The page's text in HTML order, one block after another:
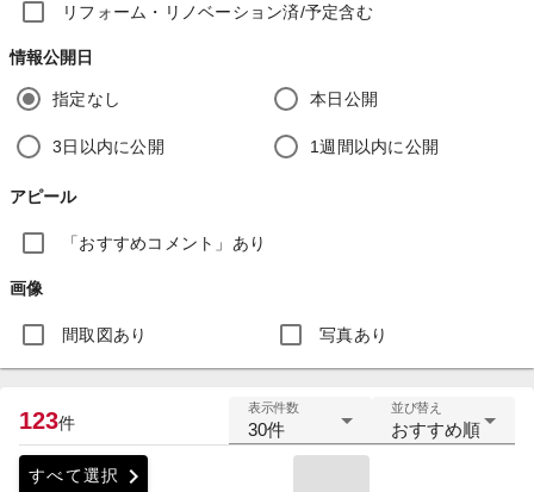
リフォーム・リノベーション済/予定含む
情報公開日
指定なし 本日公開
3日以内に公開 1週間以内に公開
アピール
「おすすめコメント」あり
画像
間取図あり 写真あり
123件
表示件数
30件
並び替え
おすすめ順
すべて選択 chevron_right